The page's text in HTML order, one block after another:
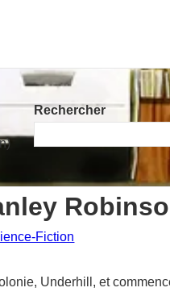
Rechercher
Fiction
Underhill, et